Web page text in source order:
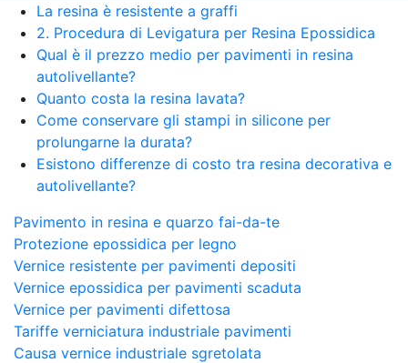
La resina è resistente a graffi
2. Procedura di Levigatura per Resina Epossidica
Qual è il prezzo medio per pavimenti in resina
autolivellante?
Quanto costa la resina lavata?
Come conservare gli stampi in silicone per
prolungarne la durata?
Esistono differenze di costo tra resina decorativa e
autolivellante?
Pavimento in resina e quarzo fai-da-te
Protezione epossidica per legno
Vernice resistente per pavimenti depositi
Vernice epossidica per pavimenti scaduta
Vernice per pavimenti difettosa
Tariffe verniciatura industriale pavimenti
Causa vernice industriale sgretolata